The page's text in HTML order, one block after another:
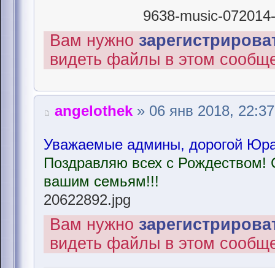
9638-music-
Вам нужно
видеть файлы в этом
angelothek » 06 янв 2018, 22:37
Уважаемые админы, дорогой
Поздравляю всех с
вашим семьям!!!
20622892.jpg
Вам нужно
видеть файлы в этом